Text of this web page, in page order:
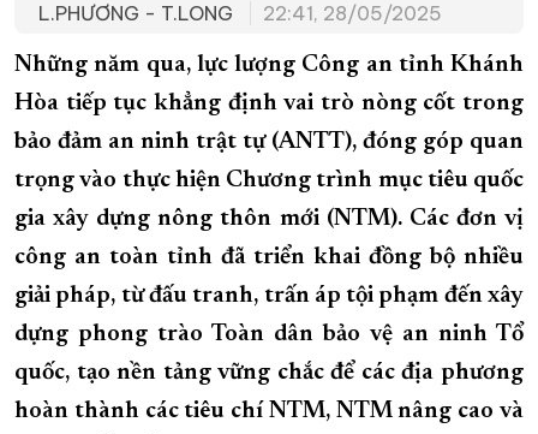
TRƯỜNG SA BIỂN ĐẢO QUÊ HƯƠNG
CHUNG TAY CẢI CÁCH HÀNH CHÍNH
XÂY DỰNG NÔNG THÔN MỚI LỊCH CẮT ĐIỆN
TÀU - XE - MÁY BAY
KỶ NIỆM 370 NĂM XÂY DỰNG VÀ PHÁT TRIỂN TỈNH KHÁNH HÒA
KHOẢNH KHẮC ĐẸP XỨ TRẦM
XÂY DỰNG KHÁNH HÒA TRỞ THÀNH THÀNH PHỐ TRỰC THUỘC
ĐẠI HỘI ĐẢNG CÁC CẤP TRANG CHỦ VỀ BÁO KHÁNH HÒA
L.PHƯƠNG - T.LONG 22:41, 28/05/2025
Những năm qua, lực lượng Công an tỉnh Khánh
Hòa tiếp tục khẳng định vai trò nòng cốt trong
bảo đảm an ninh trật tự (ANTT), đóng góp quan
trọng vào thực hiện Chương trình mục tiêu quốc
gia xây dựng nông thôn mới (NTM). Các đơn vị
công an toàn tỉnh đã triển khai đồng bộ nhiều
giải pháp, từ đấu tranh, trấn áp tội phạm đến xây
dựng phong trào Toàn dân bảo vệ an ninh Tổ
quốc, tạo nền tảng vững chắc để các địa phương
hoàn thành các tiêu chí NTM, NTM nâng cao và